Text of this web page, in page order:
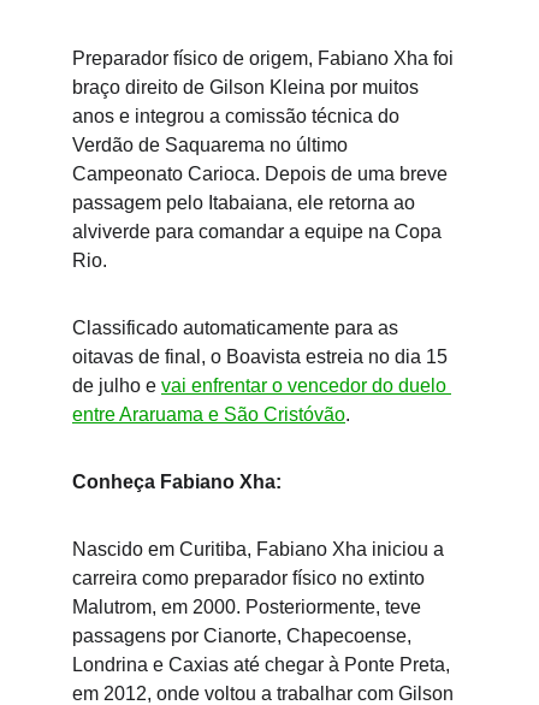
Preparador físico de origem, Fabiano Xha foi
braço direito de Gilson Kleina por muitos
anos e integrou a comissão técnica do
Verdão de Saquarema no último
Campeonato Carioca. Depois de uma breve
passagem pelo Itabaiana, ele retorna ao
alviverde para comandar a equipe na Copa
Rio.
Classificado automaticamente para as
oitavas de final, o Boavista estreia no dia 15
de julho e vai enfrentar o vencedor do duelo
entre Araruama e São Cristóvão.
Conheça Fabiano Xha:
Nascido em Curitiba, Fabiano Xha iniciou a
carreira como preparador físico no extinto
Malutrom, em 2000. Posteriormente, teve
passagens por Cianorte, Chapecoense,
Londrina e Caxias até chegar à Ponte Preta,
em 2012, onde voltou a trabalhar com Gilson